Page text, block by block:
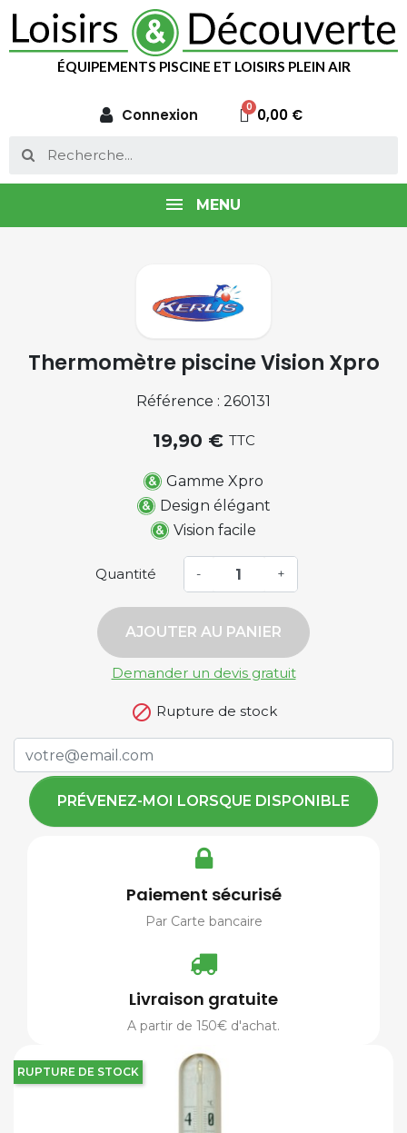
ÉQUIPEMENTS PISCINE ET LOISIRS PLEIN AIR
Connexion 0,00 €
MENU
RUPTURE DE STOCK
Thermomètre piscine Vision Xpro
Référence : 260131
19,90 € TTC
Gamme Xpro
Design élégant
Vision facile
Quantité - +
AJOUTER AU PANIER
Demander un devis gratuit
 Rupture de stock
PRÉVENEZ-MOI LORSQUE DISPONIBLE
Paiement sécurisé
Par Carte bancaire
Livraison gratuite
A partir de 150€ d'achat.